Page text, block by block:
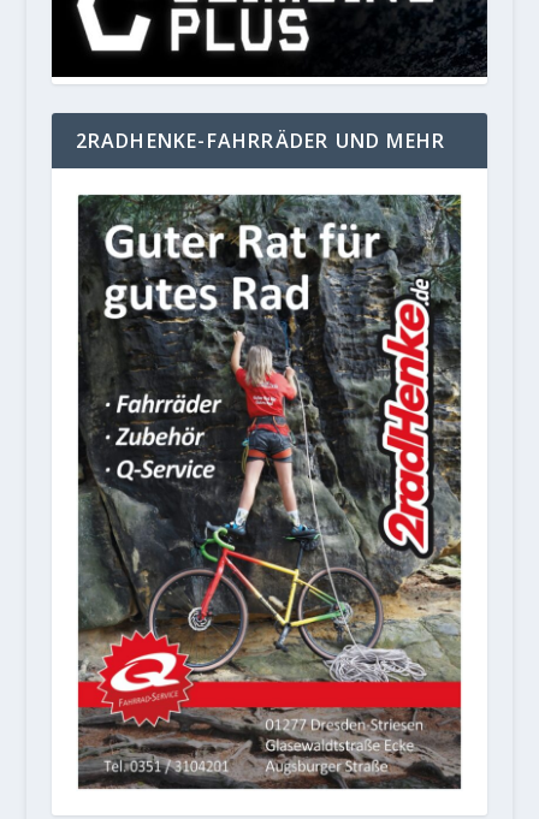
2RADHENKE-FAHRRÄDER UND MEHR